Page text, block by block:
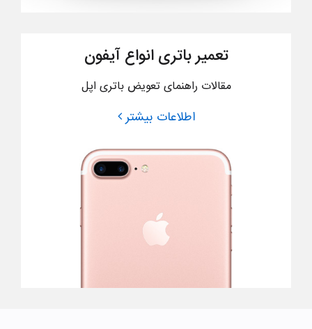
تعمیر باتری انواع آیفون
مقالات راهنمای تعویض باتری اپل
اطلاعات بیشتر